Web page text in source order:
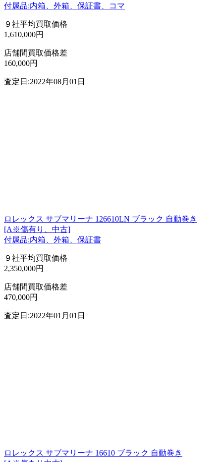
付属品:内箱、外箱、保証書、コマ
９社平均買取価格
1,610,000円
店舗間買取価格差
160,000円
査定日:2022年08月01日
ロレックス サブマリーナ 126610LN ブラック 自動巻き
[A※傷有り、中古]
付属品:内箱、外箱、保証書
９社平均買取価格
2,350,000円
店舗間買取価格差
470,000円
査定日:2022年01月01日
ロレックス サブマリーナ 16610 ブラック 自動巻き